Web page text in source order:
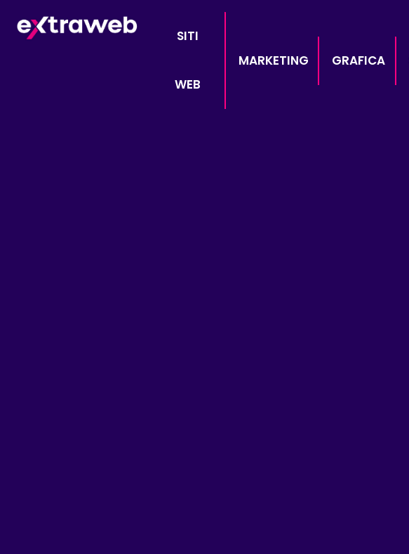
SITI
WEB
MARKETING GRAFICA